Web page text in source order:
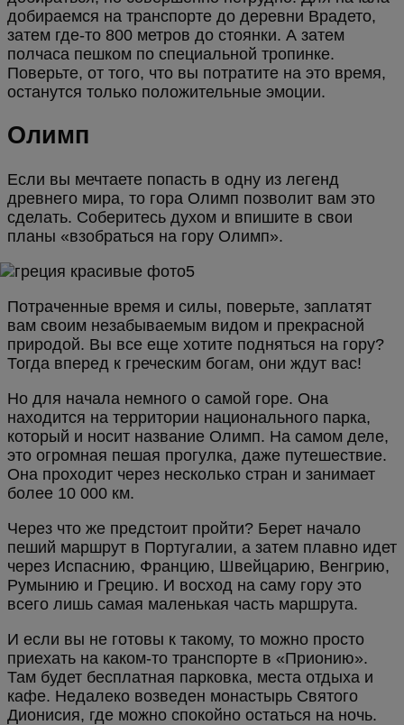
добираемся на транспорте до деревни Врадето,
затем где-то 800 метров до стоянки. А затем
полчаса пешком по специальной тропинке.
Поверьте, от того, что вы потратите на это время,
останутся только положительные эмоции.
Олимп
Если вы мечтаете попасть в одну из легенд
древнего мира, то гора Олимп позволит вам это
сделать. Соберитесь духом и впишите в свои
планы «взобраться на гору Олимп».
Потраченные время и силы, поверьте, заплатят
вам своим незабываемым видом и прекрасной
природой. Вы все еще хотите подняться на гору?
Тогда вперед к греческим богам, они ждут вас!
Но для начала немного о самой горе. Она
находится на территории национального парка,
который и носит название Олимп. На самом деле,
это огромная пешая прогулка, даже путешествие.
Она проходит через несколько стран и занимает
более 10 000 км.
Через что же предстоит пройти? Берет начало
пеший маршрут в Португалии, а затем плавно идет
через Испаснию, Францию, Швейцарию, Венгрию,
Румынию и Грецию. И восход на саму гору это
всего лишь самая маленькая часть маршрута.
И если вы не готовы к такому, то можно просто
приехать на каком-то транспорте в «Прионию».
Там будет бесплатная парковка, места отдыха и
кафе. Недалеко возведен монастырь Святого
Дионисия, где можно спокойно остаться на ночь.